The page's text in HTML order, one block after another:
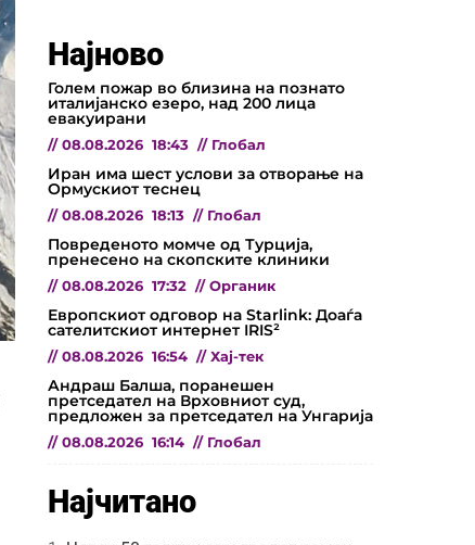
Најново
Голем пожар во близина на познато
италијанско езеро, над 200 лица
евакуирани
// 08.08.2026 18:43 // Глобал
Иран има шест услови за отворање на
Ормускиот теснец
// 08.08.2026 18:13 // Глобал
Повреденото момче од Турција,
пренесено на скопските клиники
// 08.08.2026 17:32 // Органик
Европскиот одговор на Starlink: Доаѓа
сателитскиот интернет IRIS²
// 08.08.2026 16:54 // Хај-тек
Андраш Балша, поранешен
претседател на Врховниот суд,
предложен за претседател на Унгарија
// 08.08.2026 16:14 // Глобал
Најчитано